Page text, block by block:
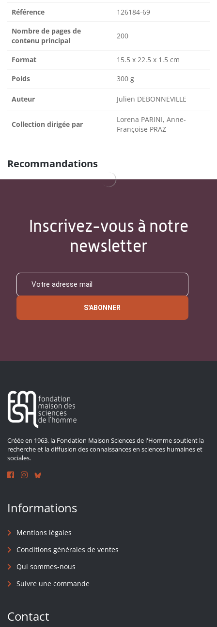
Référence 126184-69
Nombre de pages de
contenu principal
200
Format 15.5 x 22.5 x 1.5 cm
Poids 300 g
Auteur Julien DEBONNEVILLE
Collection dirigée par
Lorena PARINI, Anne-
Françoise PRAZ
Recommandations
Inscrivez-vous à notre
newsletter
S'ABONNER
Créée en 1963, la Fondation Maison Sciences de l'Homme soutient la
recherche et la diffusion des connaissances en sciences humaines et
sociales.
Informations
Mentions légales
Conditions générales de ventes
Qui sommes-nous
Suivre une commande
Contact